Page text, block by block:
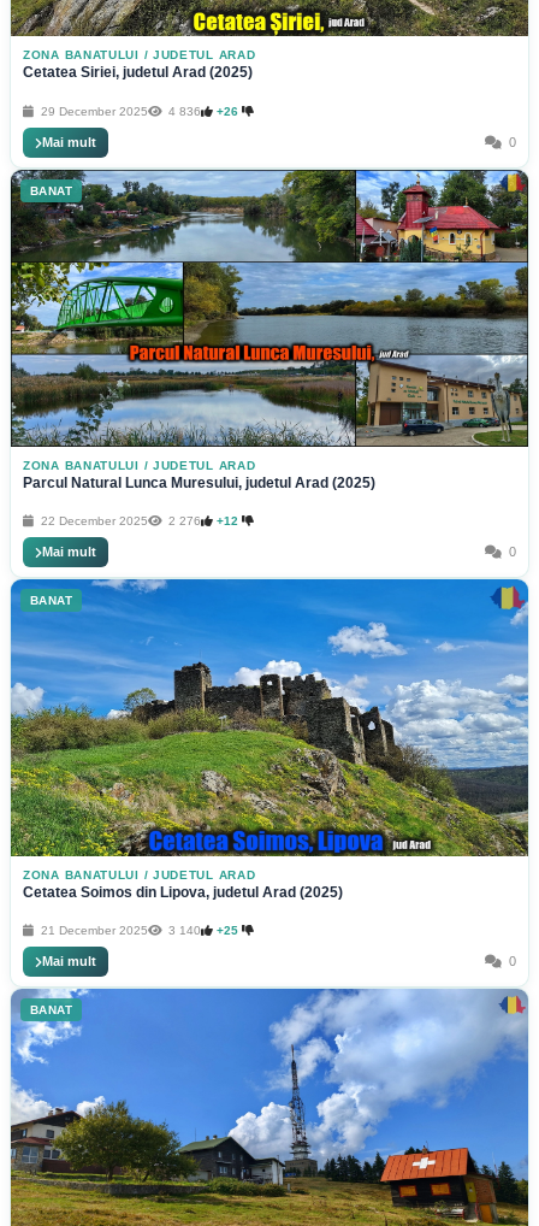
ZONA BANATULUI / JUDETUL ARAD
Cetatea Siriei, judetul Arad (2025)
29 December 2025 4 836 +26
Mai mult 0
BANAT
ZONA BANATULUI / JUDETUL ARAD
Parcul Natural Lunca Muresului, judetul Arad (2025)
22 December 2025 2 276 +12
Mai mult 0
BANAT
ZONA BANATULUI / JUDETUL ARAD
Cetatea Soimos din Lipova, judetul Arad (2025)
21 December 2025 3 140 +25
Mai mult 0
BANAT